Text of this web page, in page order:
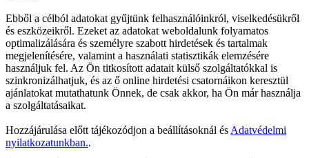
Ebből a célból adatokat gyűjtünk felhasználóinkról, viselkedésükről
és eszközeikről. Ezeket az adatokat weboldalunk folyamatos
optimalizálására és személyre szabott hirdetések és tartalmak
megjelenítésére, valamint a használati statisztikák elemzésére
használjuk fel. Az Ön titkosított adatait külső szolgáltatókkal is
szinkronizálhatjuk, és az ő online hirdetési csatornáikon keresztül
ajánlatokat mutathatunk Önnek, de csak akkor, ha Ön már használja
a szolgáltatásaikat.
Hozzájárulása előtt tájékozódjon a beállításoknál és Adatvédelmi
nyilatkozatunkban..